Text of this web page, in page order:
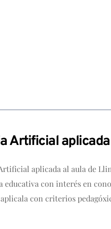
Artificial
aplicada al aula de
con interés en
con criterios